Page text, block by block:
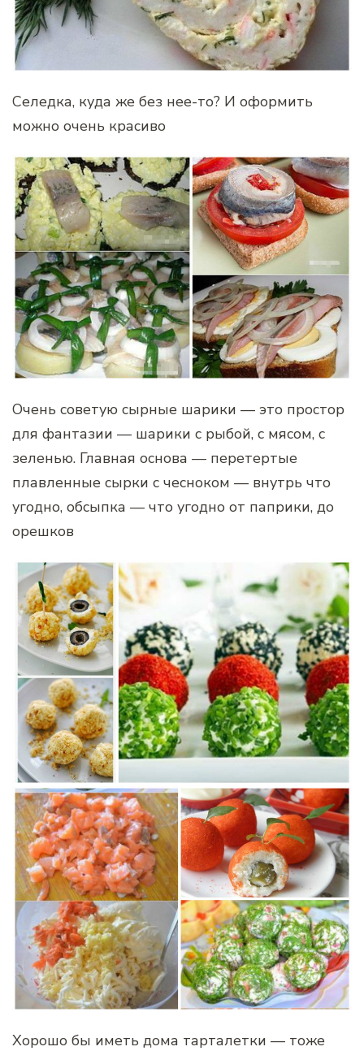
Селедка, куда же без нее-то? И оформить
можно очень красиво
Очень советую сырные шарики — это простор
для фантазии — шарики с рыбой, с мясом, с
зеленью. Главная основа — перетертые
плавленные сырки с чесноком — внутрь что
угодно, обсыпка — что угодно от паприки, до
орешков
Хорошо бы иметь дома тарталетки — тоже